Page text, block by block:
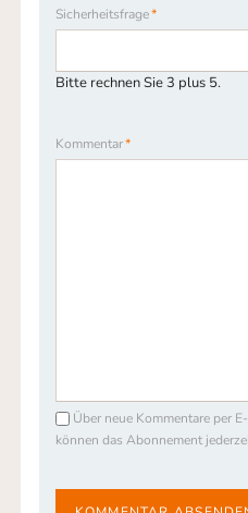
Pflichtfeld
Sicherheitsfrage*
Bitte rechnen Sie 3 plus 5.
Pflichtfeld
Kommentar*
Über neue Kommentare per
können das Abonnement